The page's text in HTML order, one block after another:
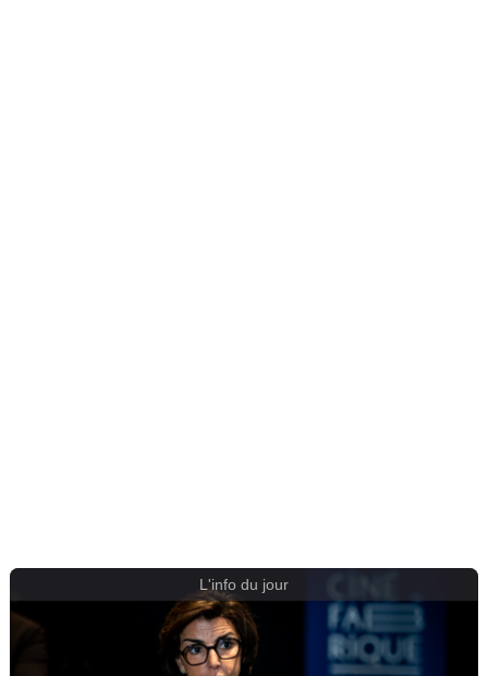
L'info du jour